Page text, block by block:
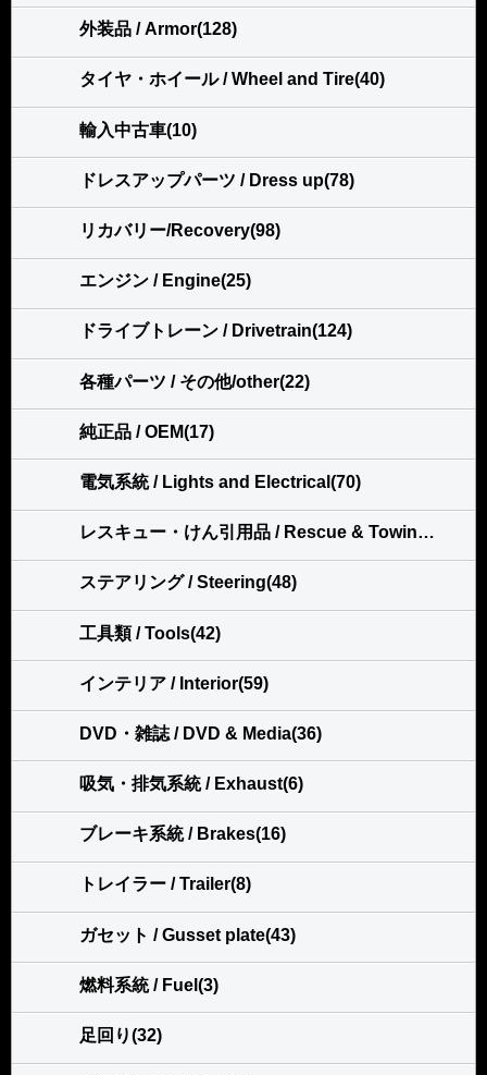
外装品 / Armor(128)
タイヤ・ホイール / Wheel and Tire(40)
輸入中古車(10)
ドレスアップパーツ / Dress up(78)
リカバリー/Recovery(98)
エンジン / Engine(25)
ドライブトレーン / Drivetrain(124)
各種パーツ / その他/other(22)
純正品 / OEM(17)
電気系統 / Lights and Electrical(70)
レスキュー・けん引用品 / Rescue & Towing(113)
ステアリング / Steering(48)
工具類 / Tools(42)
インテリア / Interior(59)
DVD・雑誌 / DVD & Media(36)
吸気・排気系統 / Exhaust(6)
ブレーキ系統 / Brakes(16)
トレイラー / Trailer(8)
ガセット / Gusset plate(43)
燃料系統 / Fuel(3)
足回り(32)